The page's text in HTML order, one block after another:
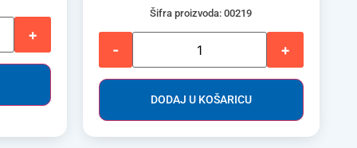
+
Šifra proizvoda: 00219
- +
DODAJ U KOŠARICU